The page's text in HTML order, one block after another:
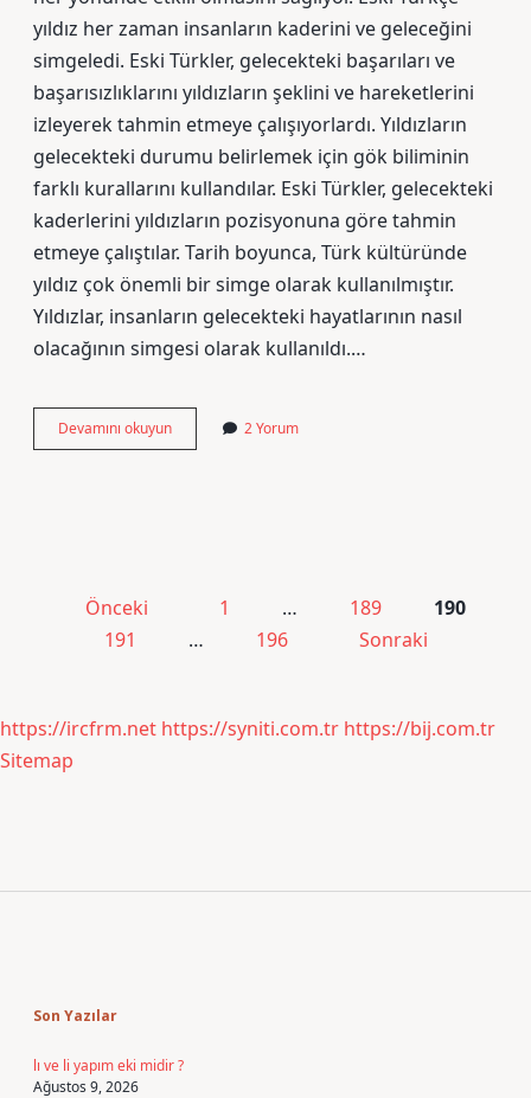
yıldız her zaman insanların kaderini ve geleceğini
simgeledi. Eski Türkler, gelecekteki başarıları ve
başarısızlıklarını yıldızların şeklini ve hareketlerini
izleyerek tahmin etmeye çalışıyorlardı. Yıldızların
gelecekteki durumu belirlemek için gök biliminin
farklı kurallarını kullandılar. Eski Türkler, gelecekteki
kaderlerini yıldızların pozisyonuna göre tahmin
etmeye çalıştılar. Tarih boyunca, Türk kültüründe
yıldız çok önemli bir simge olarak kullanılmıştır.
Yıldızlar, insanların gelecekteki hayatlarının nasıl
olacağının simgesi olarak kullanıldı.…
Devamını okuyunEski
Türkçe
2 Yorum
sayfalaması
Önceki 1 … 189
190
191
… 196 Sonraki
https://ircfrm.net https://syniti.com.tr https://bij.com.tr
Sitemap
Son Yazılar
lı ve li yapım eki midir ?
Ağustos 9, 2026